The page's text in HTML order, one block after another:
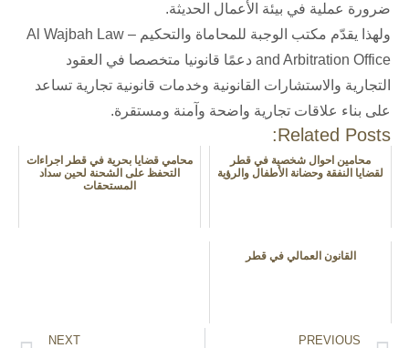
ضرورة عملية في بيئة الأعمال الحديثة.
ولهذا يقدّم
مكتب الوجبة للمحاماة والتحكيم – Al Wajbah Law
and Arbitration Office دعمًا قانونيا متخصصا في العقود
التجارية و الاستشارات القانونية وخدمات قانونية تجارية تساعد
على بناء علاقات تجارية واضحة وآمنة ومستقرة.
Related Posts:
محامين احوال شخصية في قطر
لقضايا النفقة وحضانة الأطفال والرؤية
محامي قضايا بحرية في قطر اجراءات
التحفظ على الشحنة لحين سداد
المستحقات
القانون العمالي في قطر
PREVIOUS
NEXT